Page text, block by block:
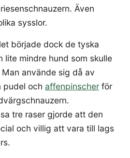
Även
sysslor.
började dock de tyska
lite mindre hund som skulle
använde sig då av
pudel och affenpinscher för
tre raser gjorde att den
och villig att vara till lags